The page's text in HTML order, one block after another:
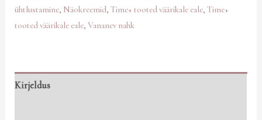
ühtlustamine, Näokreemid,Time+ tooted väärikale eale,Time+
tooted väärikale eale,Vananev nahk
Kirjeldus